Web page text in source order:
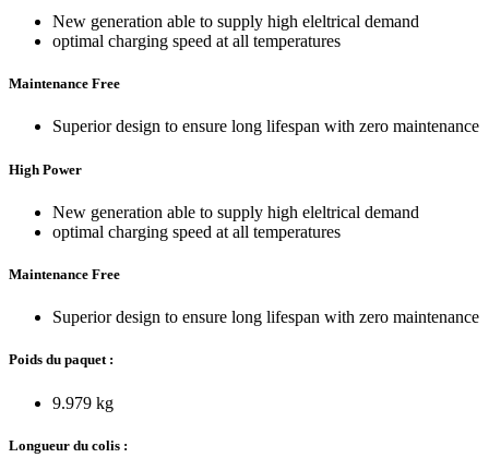
New generation able to supply high eleltrical demand
optimal charging speed at all temperatures
Maintenance Free
Superior design to ensure long lifespan with zero maintenance
High Power
New generation able to supply high eleltrical demand
optimal charging speed at all temperatures
Maintenance Free
Superior design to ensure long lifespan with zero maintenance
Poids du paquet :
9.979 kg
Longueur du colis :